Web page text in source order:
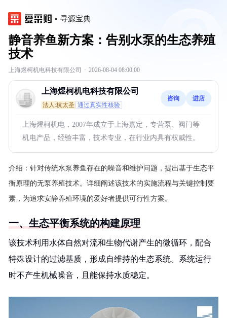
寻源宝典
静音养鱼新方案：告别水泵的生态养殖
技术
上海煜柯机电科技有限公司 · 2026-08-04 08:00:00
上海煜柯机电科技有限公司
法人:杭太圣 通过真实性核验
咨询 进店
上海煜柯机电，2007年成立于上海嘉定，专营泵、阀门等
机电产品，经验丰富，技术专业，在行业内具有权威性。
介绍： 针对传统水泵养鱼存在的噪音和维护问题，提出基于生态平
衡原理的无泵养殖技术。详细阐述该技术的实施流程与关键控制要
素，为追求安静养殖环境的爱好者提供可行性方案。
一、生态平衡系统的构建原理
该技术利用水体自然对流和生物代谢产生的微循环，配合
特殊设计的过滤基质，形成自维持的生态系统。系统运行
时不产生机械噪音，且能保持水质稳定。